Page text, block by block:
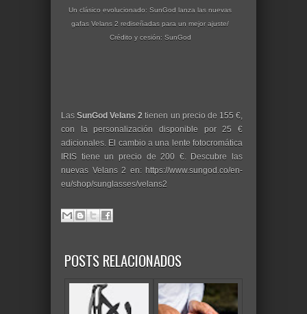
Un clásico evolucionado: SunGod lanza las nuevas
gafas Velans 2 rediseñadas para un mejor ajuste/
Crédito y cesión: SunGod
LasSunGod Velans 2 tienen un precio de 155 €,
con la personalización disponible por 25 €
adicionales. El cambio a una lente fotocromática
IRIS tiene un precio de 200 €. Descubre las
nuevas Velans 2 en: https://www.sungod.co/en-
eu/shop/sunglasses/velans2
POSTS RELACIONADOS